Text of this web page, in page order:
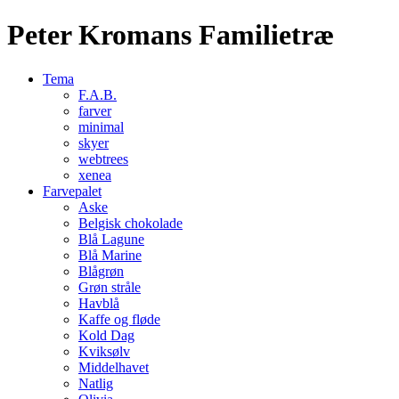
Peter Kromans Familietræ
Tema
F.A.B.
farver
minimal
skyer
webtrees
xenea
Farvepalet
Aske
Belgisk chokolade
Blå Lagune
Blå Marine
Blågrøn
Grøn stråle
Havblå
Kaffe og fløde
Kold Dag
Kviksølv
Middelhavet
Natlig